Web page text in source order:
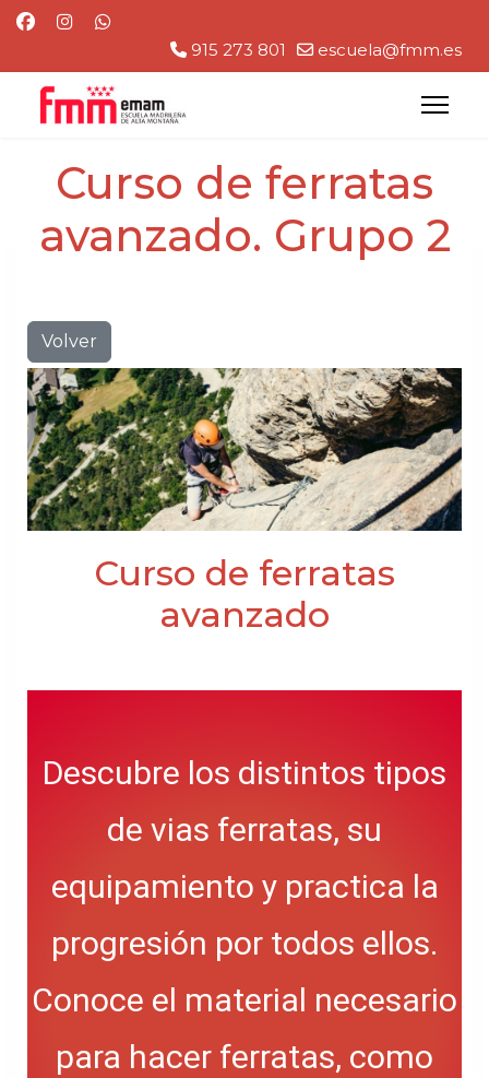
915 273 801 escuela@fmm.es
Curso de ferratas
avanzado. Grupo 2
Volver
Curso de ferratas
avanzado
Descubre los distintos tipos
de vias ferratas, su
equipamiento y practica la
progresión por todos ellos.
Conoce el material necesario
para hacer ferratas, como